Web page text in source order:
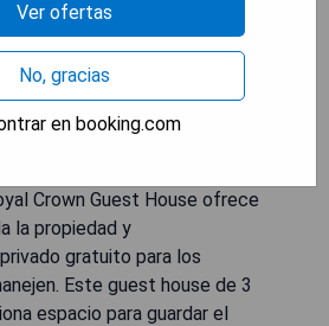
Crown Guest House ofrece
la propiedad y
gratuito para los
Este guest house de 3
espacio para guardar el
Ver ofertas
No, gracias
en booking.com